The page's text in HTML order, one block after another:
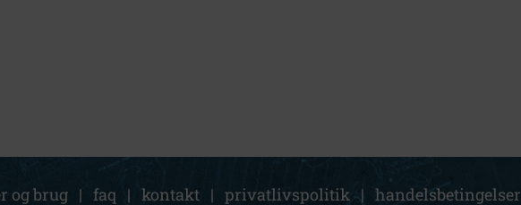
og brug | faq | kontakt | privatlivspolitik | handelsbetingelser